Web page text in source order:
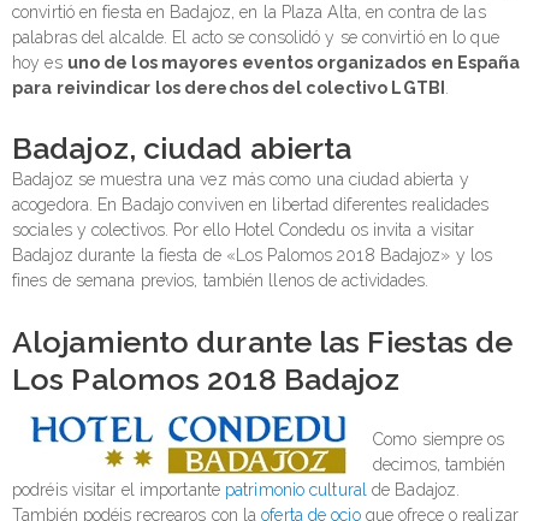
convirtió en fiesta en Badajoz, en la Plaza Alta, en contra de las
palabras del alcalde. El acto se consolidó y se convirtió en lo que
hoy es uno de los mayores eventos organizados en España
para reivindicar los derechos del colectivo LGTBI
Badajoz, ciudad abierta
Badajoz se muestra una vez más como una ciudad abierta y
acogedora. En Badajo conviven en libertad diferentes realidades
sociales y colectivos. Por ello Hotel Condedu os invita a visitar
Badajoz durante la fiesta de «Los Palomos 2018 Badajoz» y los
fines de semana previos, también llenos de actividades.
Alojamiento durante las Fiestas de
Los Palomos 2018 Badajoz
Como siempre os
decimos, también
podréis visitar el importante patrimonio culturalde Badajoz.
También podéis recrearos con laoferta de ocioque ofrece o realizar